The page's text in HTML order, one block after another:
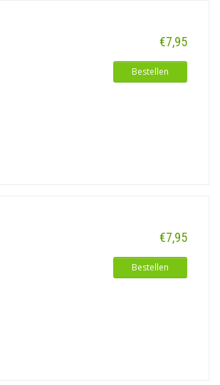
€7,95
Bestellen
€7,95
Bestellen